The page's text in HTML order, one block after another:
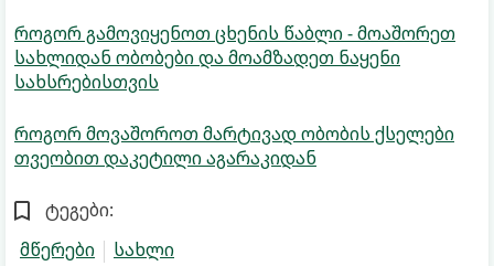
როგორ გამოვიყენოთ ცხენის წაბლი - მოაშორეთ
სახლიდან ობობები და მოამზადეთ ნაყენი
სახსრებისთვის
როგორ მოვაშოროთ მარტივად ობობის ქსელები
თვეობით დაკეტილი აგარაკიდან
ტეგები:
მწერები
სახლი